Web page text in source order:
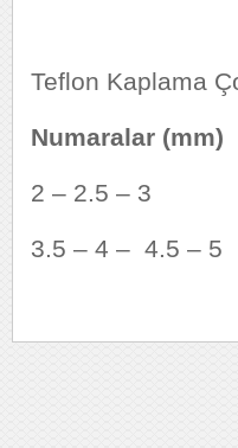
Teflon Kaplama
Numaralar (mm)
2 – 2.5
3.5 – 4 –